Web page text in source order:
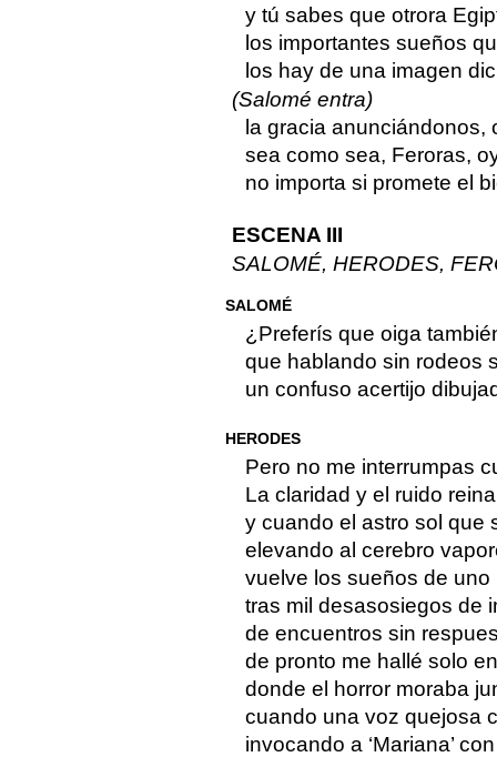
y tú sabes que otrora
los importantes sueños
los hay de una imagen
(Salomé entra)
la gracia anunciándonos,
sea como sea, Feroras,
no importa si promete el
ESCENA III
SALOMÉ, HERODES,
SALOMÉ
¿Preferís que oiga
que hablando sin rodeos
un confuso acertijo
HERODES
Pero no me interrumpas
La claridad y el ruido
y cuando el astro sol que
elevando al cerebro
vuelve los sueños de
tras mil desasosiegos de
de encuentros sin
de pronto me hallé solo
donde el horror moraba
cuando una voz quejosa
invocando a ‘Mariana’